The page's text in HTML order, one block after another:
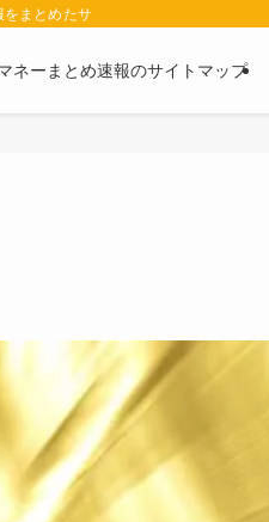
とめたサイトです。お金に関する
ネーまとめ速報のサイトマップ